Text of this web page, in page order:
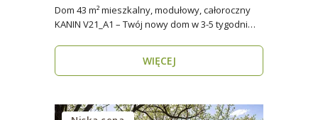
Dom 43 m² mieszkalny, modułowy, całoroczny
KANIN V21_A1 – Twój nowy dom w 3-5 tygodni
WIĘCEJ